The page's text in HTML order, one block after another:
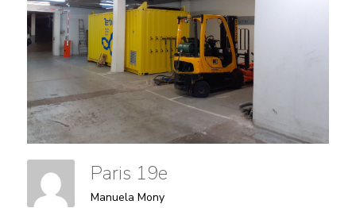
Paris 19e
Manuela Mony